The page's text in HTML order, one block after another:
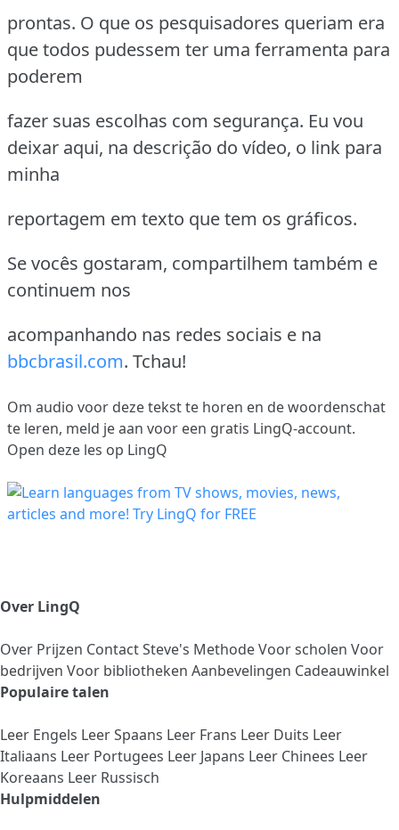
prontas. O que os pesquisadores queriam era
que todos pudessem ter uma ferramenta para
poderem
fazer suas escolhas com segurança. Eu vou
deixar aqui, na descrição do vídeo, o link para
minha
reportagem em texto que tem os gráficos.
Se vocês gostaram, compartilhem também e
continuem nos
acompanhando nas redes sociais e na
bbcbrasil.com. Tchau!
Om audio voor deze tekst te horen en de woordenschat
te leren, meld je aan voor een gratis LingQ-account.
Open deze les op LingQ
Over LingQ
Over Prijzen ContactSteve's MethodeVoor scholen Voor
bedrijven Voor bibliotheken Aanbevelingen Cadeauwinkel
Populaire talen
Leer Engels Leer Spaans Leer Frans Leer Duits Leer
Italiaans Leer Portugees Leer Japans Leer Chinees Leer
Koreaans Leer Russisch
Hulpmiddelen